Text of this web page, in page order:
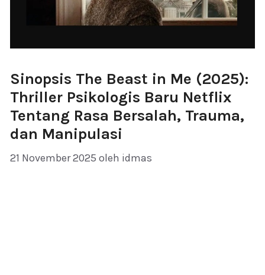
Sinopsis The Beast in Me (2025):
Thriller Psikologis Baru Netflix
Tentang Rasa Bersalah, Trauma,
dan Manipulasi
21 November 2025 oleh idmas